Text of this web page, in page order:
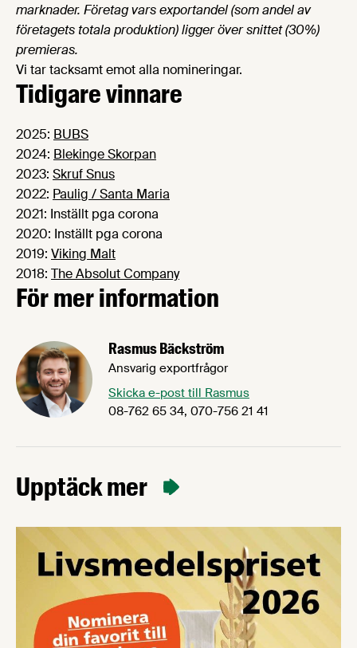
marknader. Företag vars exportandel (som andel av
företagets totala produktion) ligger över snittet (30%)
premieras.
Vi tar tacksamt emot alla nomineringar.
Tidigare vinnare
2025: BUBS
2024: Blekinge Skorpan
2023: Skruf Snus
2022: Paulig / Santa Maria
2021: Inställt pga corona
2020: Inställt pga corona
2019: Viking Malt
2018: The Absolut Company
För mer information
Rasmus Bäckström
Ansvarig exportfrågor
Skicka e-post till Rasmus
08-762 65 34, 070-756 21 41
Upptäck mer